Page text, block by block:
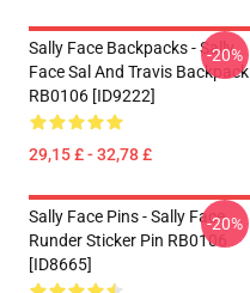
Sally Face Backpacks - Sally
Face Sal And Travis Backpack
RB0106 [ID9222]
29,15 £ - 32,78 £
-20%
Sally Face Pins - Sally Face
Runder Sticker Pin RB0106
[ID8665]
-20%